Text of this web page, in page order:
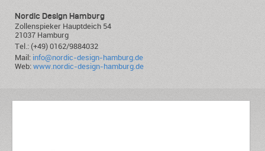
Nordic Design Hamburg
Zollenspieker Hauptdeich 54
21037 Hamburg
Tel.: (+49) 0162/9884032
Mail: info@nordic-design-hamburg.de
Web: www.nordic-design-hamburg.de